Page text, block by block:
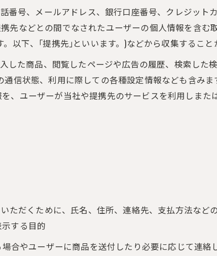
番号、メールアドレス、銀行口座番号、クレジット
先などとの間でなされたユーザーの個人情報を含む
下、｢提携先｣といいます。)などから収集すること
した商品、閲覧したページや広告の履歴、検索した
信状態、利用に際しての各種設定情報なども含みま
、ユーザーが当社や提携先のサービスを利用しまた
ただくために、氏名、住所、連絡先、支払方法など
する目的
合やユーザーに商品を送付したり必要に応じて連絡